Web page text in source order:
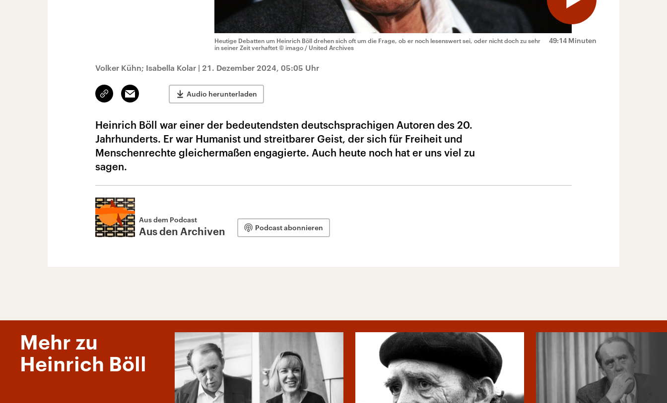
49:14 Minuten
Heutige Debatten um Heinrich Böll drehen sich oft um die Frage, ob er noch lesenswert sei, oder nicht doch zu sehr
in seiner Zeit verhaftet © imago / United Archives
Volker Kühn; Isabella Kolar | 21. Dezember 2024, 05:05 Uhr
Link
kopieren/teilen
Email Audio herunterladen
Heinrich Böll war einer der bedeutendsten deutschsprachigen Autoren des 20.
Jahrhunderts. Er war Humanist und streitbarer Geist, der sich für Freiheit und
Menschenrechte gleichermaßen engagierte. Auch heute noch hat er uns viel zu
sagen.
Aus dem Podcast
Aus den Archiven Podcast abonnieren
Mehr zu
Heinrich Böll